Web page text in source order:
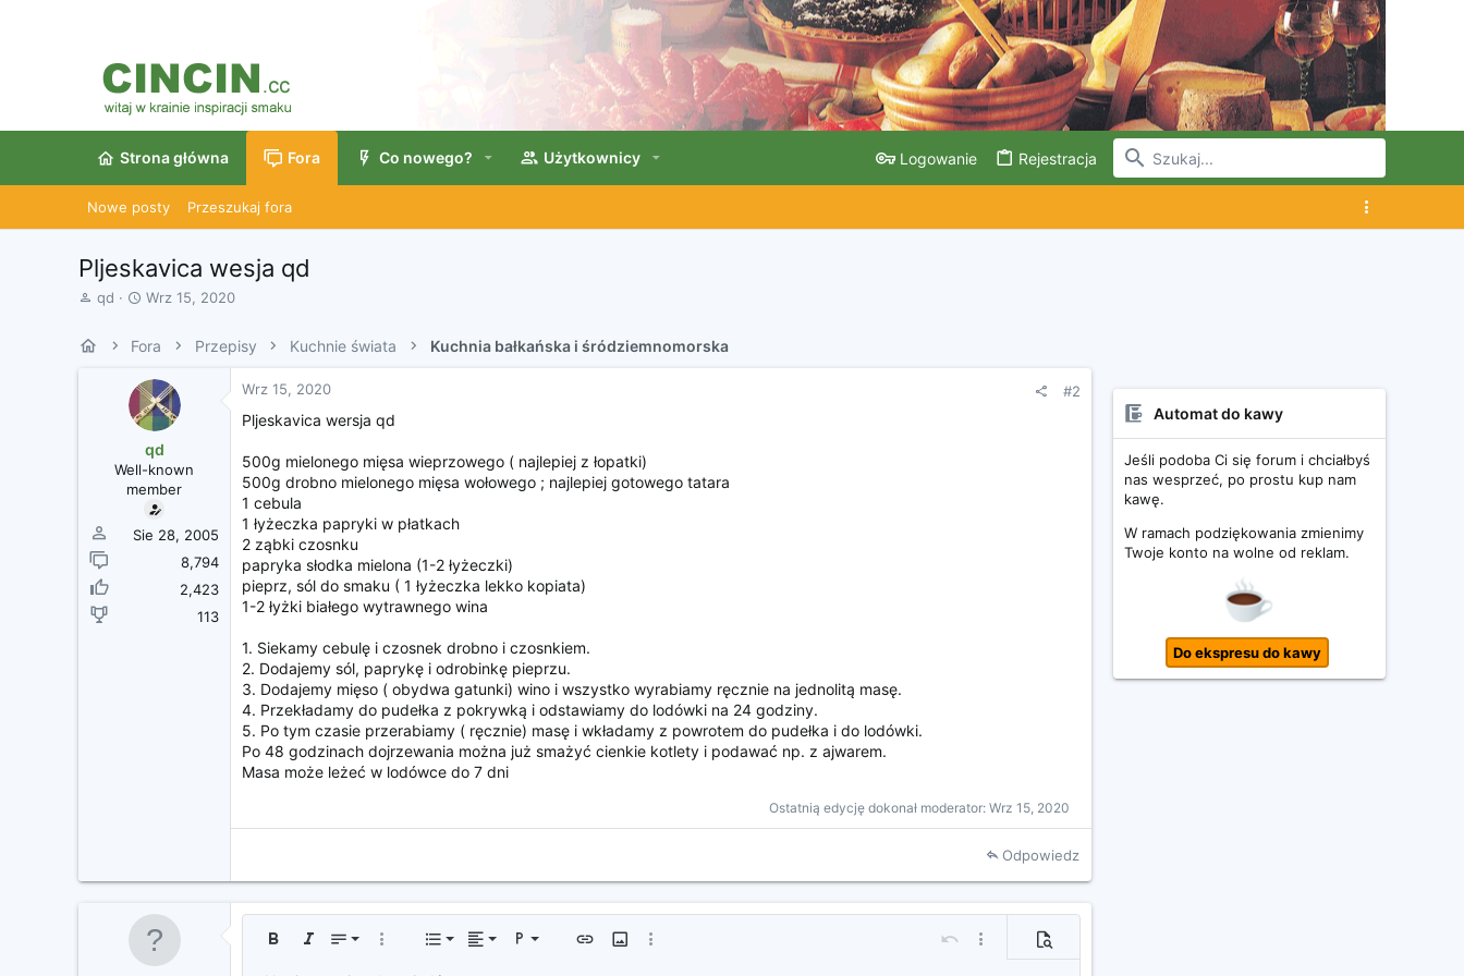
Strona główna Fora Co nowego? Użytkownicy Logowanie Rejestracja
Nowe posty Przeszukaj fora
Pljeskavica wesja qd
A
qd
D
a
o
z
p
o
c
z
ę
c
Wrz 15, 2020
Fora Przepisy Kuchnie świata Kuchnia bałkańska i śródziemnomorska
qd
Well-known
member
Sie 28, 2005
8,794
2,423
113
Wrz 15, 2020 #2
Pljeskavica wersja qd
500g mielonego mięsa wieprzowego ( najlepiej z łopatki)
500g drobno mielonego mięsa wołowego ; najlepiej gotowego tatara
1 cebula
1 łyżeczka papryki w płatkach
2 ząbki czosnku
papryka słodka mielona (1-2 łyżeczki)
pieprz, sól do smaku ( 1 łyżeczka lekko kopiata)
1-2 łyżki białego wytrawnego wina
1. Siekamy cebulę i czosnek drobno i czosnkiem.
2. Dodajemy sól, paprykę i odrobinkę pieprzu.
3. Dodajemy mięso ( obydwa gatunki) wino i wszystko wyrabiamy ręcznie na jednolitą masę.
4. Przekładamy do pudełka z pokrywką i odstawiamy do lodówki na 24 godziny.
5. Po tym czasie przerabiamy ( ręcznie) masę i wkładamy z powrotem do pudełka i do lodówki.
Po 48 godzinach dojrzewania można już smażyć cienkie kotlety i podawać np. z ajwarem.
Masa może leżeć w lodówce do 7 dni
Ostatnią edycję dokonał moderator: Wrz 15, 2020
Odpowiedz
Pogrubienie
KursywaRozmiar czcionki
Więcej opcji...
Lista
Uporządkowana lista
Wyrównanie
Tekst od lewejFormat tekstu
Standardowy Wprowadź link
Wprowadź obrazek
Więcej opcji... CofnijWięcej opcji...Podgląd
Automat do kawy
Jeśli podoba Ci się forum i chciałbyś
nas wesprzeć, po prostu kup nam
kawę.
W ramach podziękowania zmienimy
Twoje konto na wolne od reklam.
Do ekspresu do kawy